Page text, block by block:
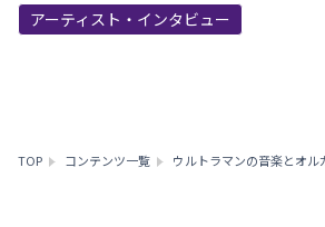
アーティスト・インタビュー
TOP コンテンツ一覧